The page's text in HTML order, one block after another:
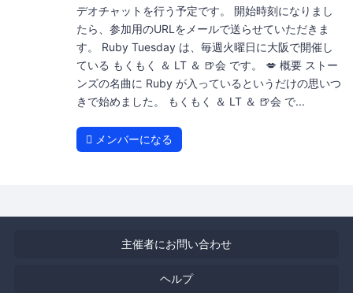
デオチャットを行う予定です。 開始時刻になりまし
たら、参加用のURLをメールで送らせていただきま
す。 Ruby Tuesday は、毎週火曜日に大阪で開催し
ている もくもく ＆ LT ＆ 🍺会 です。 💋 概要 ストー
ンズの名曲に Ruby が入っているというだけの思いつ
きで始めました。 もくもく ＆ LT ＆ 🍺会 で...
メンバーになる
主催者にお問い合わせ
ヘルプ